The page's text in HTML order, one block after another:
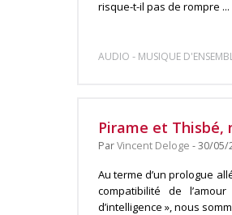
risque-t-il pas de rompre ...
AUDIO - MUSIQUE
Pirame et
ParVincent Deloge - 30/05/
Au terme d’un prologue
compatibilité de
d’intelligence », nous